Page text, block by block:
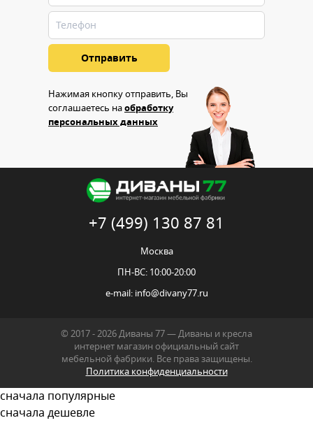
Нажимая кнопку отправить, Вы
соглашаетесь наобработку
персональных данных
+7 (499) 130 87 81
Москва
ПН-ВС: 10:00-20:00
e-mail: info@divany77.ru
© 2017 - 2026 Диваны 77 — Диваны и кресла
интернет магазин официальный сайт
мебельной фабрики. Все права защищены.
Политика конфиденциальности